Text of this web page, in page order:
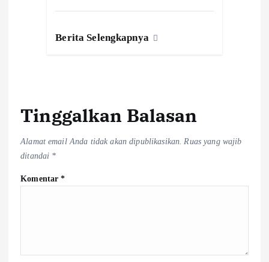
Berita Selengkapnya
Tinggalkan Balasan
Alamat email Anda tidak akan dipublikasikan. Ruas yang wajib
ditandai *
Komentar*